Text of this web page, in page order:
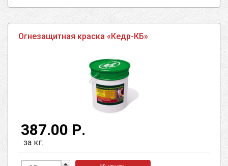
Огнезащитная краска «Кедр-КБ»
387.00 Р.
за кг.